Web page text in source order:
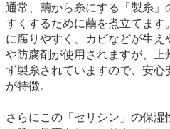
通常、繭から糸にする「製糸
すくするために繭を煮立てます
に腐りやすく、カビなどが生
や防腐剤が使用されますが、
ず製糸されていますので、安心
が特徴。
さらにこの「セリシン」の保